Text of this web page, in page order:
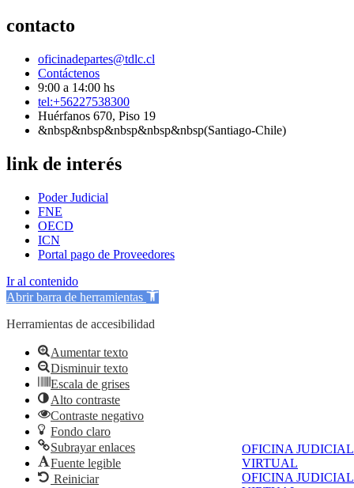
OFICINA JUDICIAL
VIRTUAL
OFICINA JUDICIAL
contacto
oficinadepartes@tdlc.cl
Contáctenos
9:00 a 14:00 hs
tel:+56227538300
Huérfanos 670, Piso 19
&nbsp&nbsp&nbsp&nbsp&nbsp(Santiago-Chile)
link de interés
Poder Judicial
FNE
OECD
ICN
Portal pago de Proveedores
Ir al contenido
Abrir barra de herramientas
Herramientas de accesibilidad
Aumentar texto
Disminuir texto
Escala de grises
Alto contraste
Contraste negativo
Fondo claro
Subrayar enlaces
Fuente legible
Reiniciar